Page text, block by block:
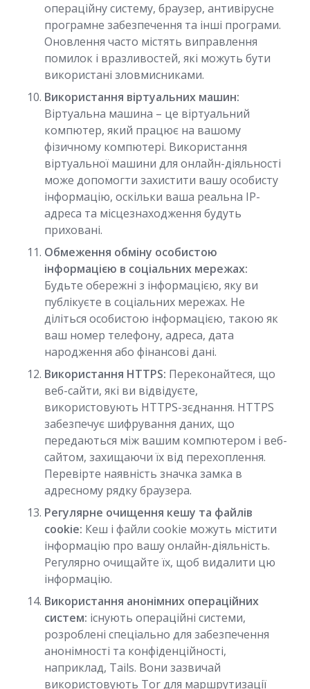
операційну систему, браузер, антивірусне
програмне забезпечення та інші програми.
Оновлення часто містять виправлення
помилок і вразливостей, які можуть бути
використані зловмисниками.
Використання віртуальних машин:
Віртуальна машина – це віртуальний
компютер, який працює на вашому
фізичному компютері. Використання
віртуальної машини для онлайн-діяльності
може допомогти захистити вашу особисту
інформацію, оскільки ваша реальна IP-
адреса та місцезнаходження будуть
приховані.
Обмеження обміну особистою
інформацією в соціальних мережах:
Будьте обережні з інформацією, яку ви
публікуєте в соціальних мережах. Не
діліться особистою інформацією, такою як
ваш номер телефону, адреса, дата
народження або фінансові дані.
Використання HTTPS: Переконайтеся, що
веб-сайти, які ви відвідуєте,
використовують HTTPS-зєднання. HTTPS
забезпечує шифрування даних, що
передаються між вашим компютером і веб-
сайтом, захищаючи їх від перехоплення.
Перевірте наявність значка замка в
адресному рядку браузера.
Регулярне очищення кешу та файлів
cookie: Кеш і файли cookie можуть містити
інформацію про вашу онлайн-діяльність.
Регулярно очищайте їх, щоб видалити цю
інформацію.
Використання анонімних операційних
систем: існують операційні системи,
розроблені спеціально для забезпечення
анонімності та конфіденційності,
наприклад, Tails. Вони зазвичай
використовують Tor для маршрутизації